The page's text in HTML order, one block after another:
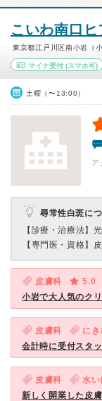
こいわ南口ヒ
東京都江戸川区南小岩（小
マイナ受付 (スマホ可)
土曜（〜13:00）
尋常性白斑に
【診療・治療法】
【専門医・資格】
皮膚科
5.0
小岩で大人気のク
皮膚科 にき
会計時に受付スタ
皮膚科 水い
新しく開業した皮膚